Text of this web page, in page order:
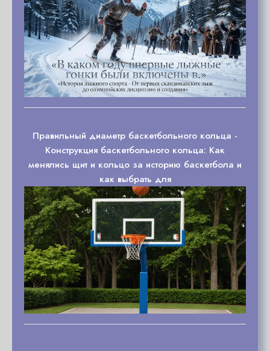
Правильный диаметр баскетбольного кольца -
Конструкция баскетбольного кольца: Как
менялись щит и кольцо за историю баскетбола и
как выбрать для